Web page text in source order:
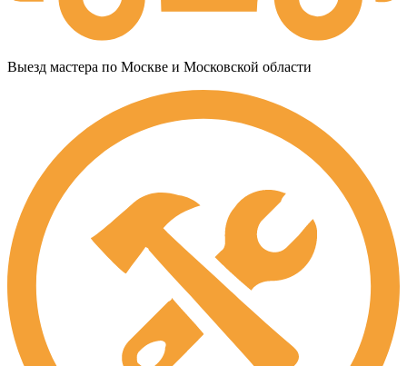
Выезд мастера по Москве и Московской области